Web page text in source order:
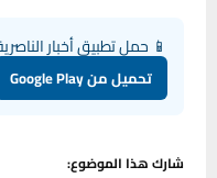
📱 حمل تطبيق أخبار
تحميل من Google Play
شارك هذا الموضوع: